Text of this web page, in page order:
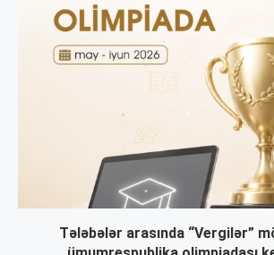
Tələbələr arasında “Vergilər”